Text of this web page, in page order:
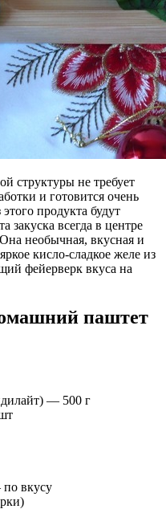
структуры не требует
и готовится очень
продукта будут
закуска всегда в центре
необычная, вкусная и
кисло-сладкое желе из
фейерверк вкуса на
паштет
— 500 г
вкусу